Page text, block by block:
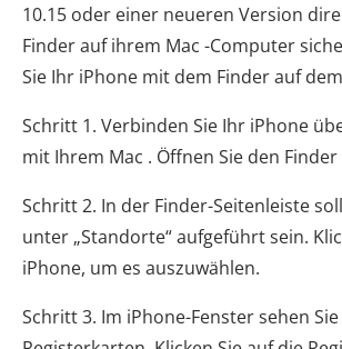
10.15 oder einer neueren Version
Finder auf ihrem Mac -Computer
Sie Ihr iPhone mit dem Finder auf
Schritt 1. Verbinden Sie Ihr iPhone
mit Ihrem Mac . Öffnen Sie den
Schritt 2. In der Finder-Seitenleiste
unter „Standorte“ aufgeführt sein.
iPhone, um es auszuwählen.
Schritt 3. Im iPhone-Fenster sehen